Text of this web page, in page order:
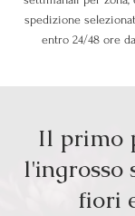
spedizione
entro 24/48 ore
Il primo
l'ingrosso
fiori